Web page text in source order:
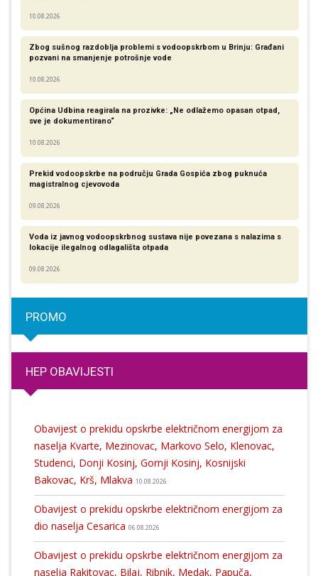
10.08.2026
Zbog sušnog razdoblja problemi s vodoopskrbom u Brinju: Građani
pozvani na smanjenje potrošnje vode
10.08.2026
Općina Udbina reagirala na prozivke: „Ne odlažemo opasan otpad,
sve je dokumentirano“
10.08.2026
Prekid vodoopskrbe na području Grada Gospića zbog puknuća
magistralnog cjevovoda
09.08.2026
Voda iz javnog vodoopskrbnog sustava nije povezana s nalazima s
lokacije ilegalnog odlagališta otpada
09.08.2026
PROMO
HEP OBAVIJESTI
Obavijest o prekidu opskrbe električnom energijom za
naselja Kvarte, Mezinovac, Markovo Selo, Klenovac,
Studenci, Donji Kosinj, Gornji Kosinj, Kosnijski
Bakovac, Krš, Mlakva 10.08.2026
Obavijest o prekidu opskrbe električnom energijom za
dio naselja Cesarica 06.08.2026
Obavijest o prekidu opskrbe električnom energijom za
naselja Rakitovac, Bilaj, Ribnik, Medak, Papuča,